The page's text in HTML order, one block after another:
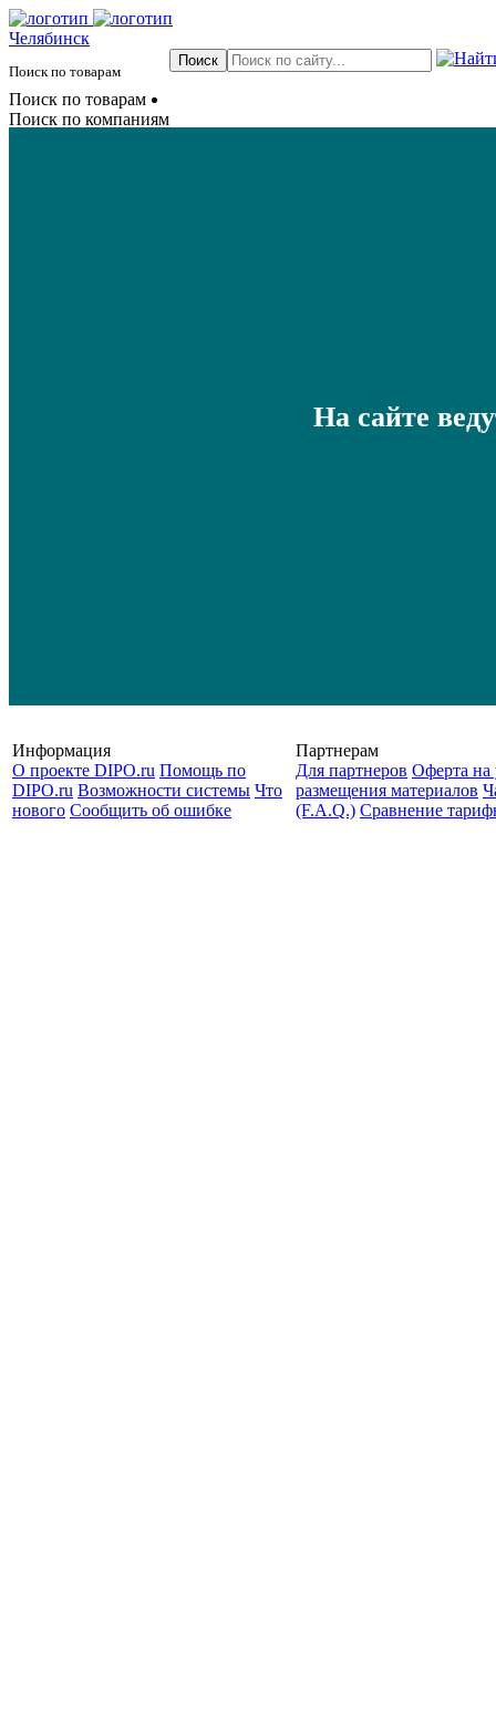
Челябинск
Поиск по товарам
Поиск по товарам
Поиск по компаниям
На сайте
Информация
О проекте DIPO.ru Помощь по
DIPO.ru Возможности системы Что
нового Сообщить об ошибке
Партнерам
Для партнеров Оферта на
размещения материалов
(F.A.Q.) Cравнение